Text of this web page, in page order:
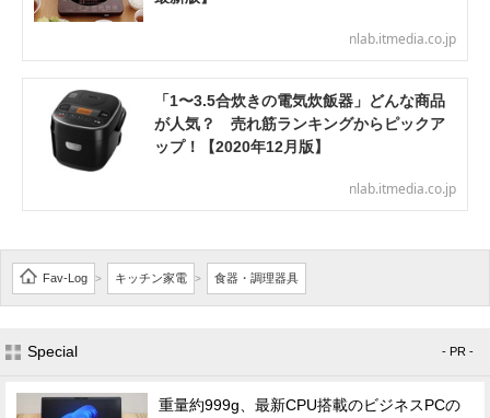
nlab.itmedia.co.jp
「1〜3.5合炊きの電気炊飯器」どんな商品
が人気？ 売れ筋ランキングからピックア
ップ！【2020年12月版】
nlab.itmedia.co.jp
Fav-Log > キッチン家電 > 食器・調理器具
Special - PR -
重量約999g、最新CPU搭載のビジネスPCの